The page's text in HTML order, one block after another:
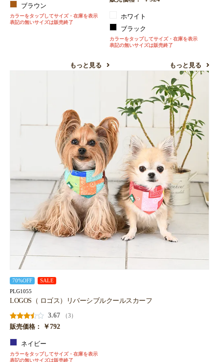
ブラウン
カラーをタップしてサイズ・在庫を表示
表記の無いサイズは販売終了
もっと見る
ホワイト
ブラック
カラーをタップしてサイズ・在庫を表示
表記の無いサイズは販売終了
もっと見る
70%OFF SALE
PLG1055
LOGOS（ ロゴス）リバーシブルクールスカーフ
3.67
（3）
販売価格：
￥792
ネイビー
カラーをタップしてサイズ・在庫を表示
表記の無いサイズは販売終了